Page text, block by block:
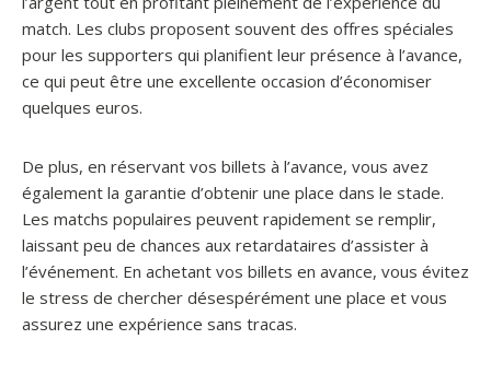
match. Les clubs proposent souvent des offres spéciales
pour les supporters qui planifient leur présence à l’avance,
ce qui peut être une excellente occasion d’économiser
quelques euros.
De plus, en réservant vos billets à l’avance, vous avez
également la garantie d’obtenir une place dans le stade.
Les matchs populaires peuvent rapidement se remplir,
laissant peu de chances aux retardataires d’assister à
l’événement. En achetant vos billets en avance, vous évitez
le stress de chercher désespérément une place et vous
assurez une expérience sans tracas.